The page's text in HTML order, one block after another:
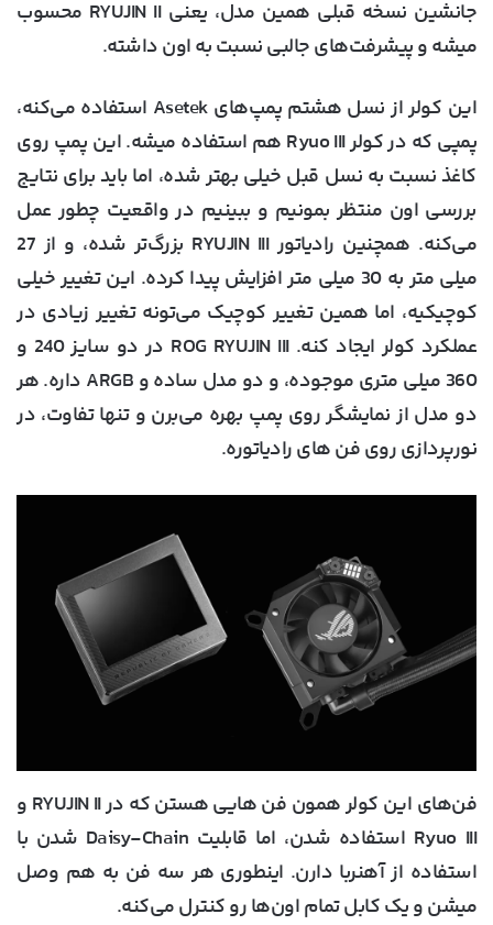
جانشین نسخه قبلی همین مدل، یعنی RYUJIN II محسوب
میشه و پیشرفت‌های جالبی نسبت به اون داشته.
این کولر از نسل هشتم پمپ‌های Asetek استفاده می‌کنه،
پمپی که در کولر Ryuo III هم استفاده میشه. این پمپ روی
کاغذ نسبت به نسل قبل خیلی بهتر شده، اما باید برای نتایج
بررسی اون منتظر بمونیم و ببینیم در واقعیت چطور عمل
می‌کنه. همچنین رادیاتور RYUJIN III بزرگ‌تر شده، و از 27
میلی متر به 30 میلی متر افزایش پیدا کرده. این تغییر خیلی
کوچیکیه، اما همین تغییر کوچیک می‌تونه تغییر زیادی در
عملکرد کولر ایجاد کنه. ROG RYUJIN III در دو سایز 240 و
360 میلی متری موجوده، و دو مدل ساده و ARGB داره. هر
دو مدل از نمایشگر روی پمپ بهره می‌برن و تنها تفاوت، در
نورپردازی روی فن های رادیاتوره.
فن‌های این کولر همون فن هایی هستن که در RYUJIN II و
Ryuo III استفاده شدن، اما قابلیت Daisy-Chain شدن با
استفاده از آهنربا دارن. اینطوری هر سه فن به هم وصل
میشن و یک کابل تمام اون‌ها رو کنترل می‌کنه.